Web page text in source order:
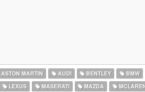
MARTIN AUDI BENTLEY BMW
LEXUS MASERATI MAZDA